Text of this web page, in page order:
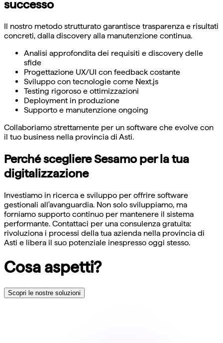
successo
Il nostro metodo strutturato garantisce trasparenza e risultati
concreti, dalla discovery alla manutenzione continua.
Analisi approfondita dei requisiti e discovery delle
sfide
Progettazione UX/UI con feedback costante
Sviluppo con tecnologie come Next.js
Testing rigoroso e ottimizzazioni
Deployment in produzione
Supporto e manutenzione ongoing
Collaboriamo strettamente per un software che evolve con
il tuo business nella provincia di Asti.
Perché scegliere Sesamo per la tua
digitalizzazione
Investiamo in ricerca e sviluppo per offrire software
gestionali all'avanguardia. Non solo sviluppiamo, ma
forniamo supporto continuo per mantenere il sistema
performante. Contattaci per una consulenza gratuita:
rivoluziona i processi della tua azienda nella provincia di
Asti e libera il suo potenziale inespresso oggi stesso.
Cosa aspetti?
Scopri le nostre soluzioni